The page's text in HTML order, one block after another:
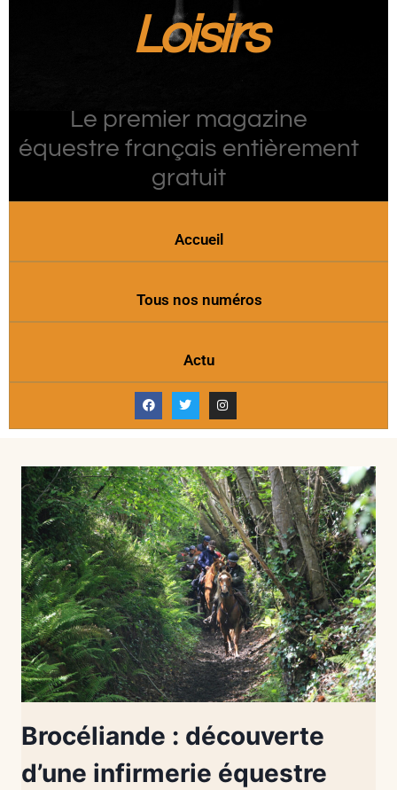
Loisirs
Le premier magazine
équestre français entièrement
gratuit
Accueil
Tous nos numéros
Actu
Brocéliande : découverte
d’une infirmerie équestre